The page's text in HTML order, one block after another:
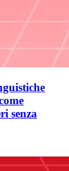
senza